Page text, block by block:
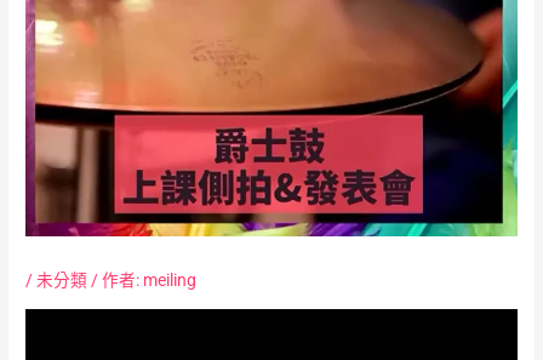
/未分類 / 作者: meiling